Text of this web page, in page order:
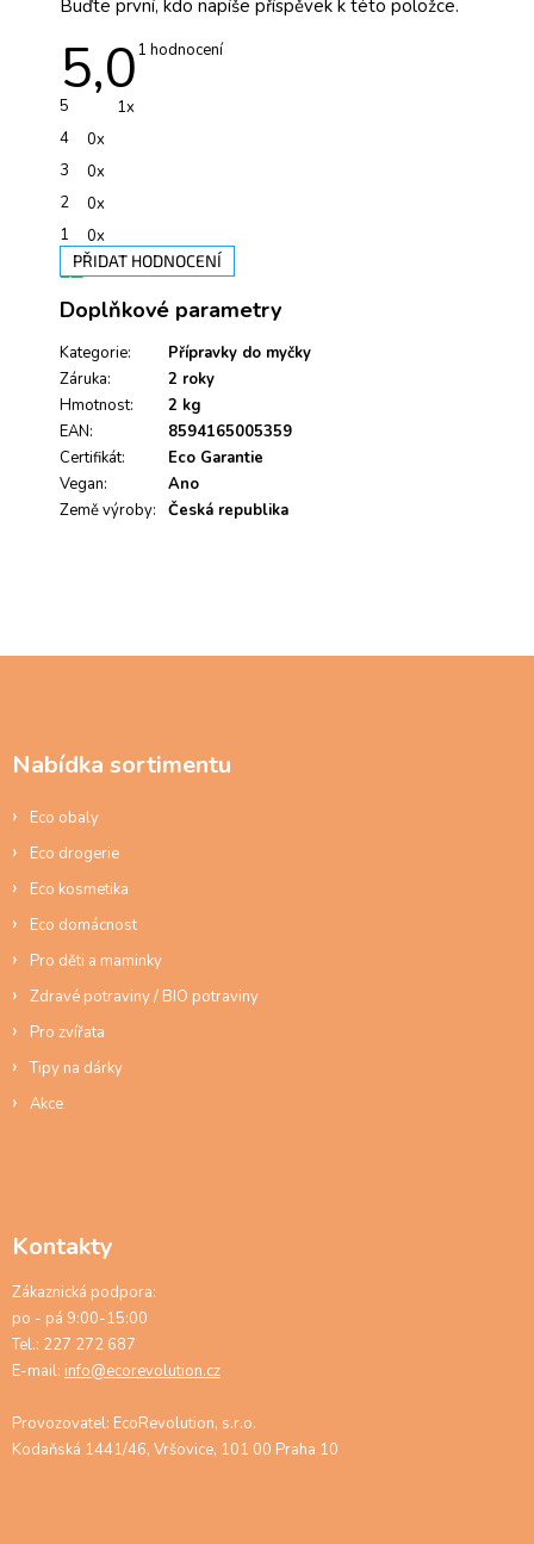
Buďte první, kdo napíše příspěvek k této položce.
5,0Průměrné
1 hodnocení
5
1x
4
0x
3
0x
2
0x
1
0x
PŘIDAT HODNOCENÍ
ý
i
s
h
d
n
o
c
Doplňkové parametry
Kategorie:
Přípravky do myčky
Záruka:
2 roky
Hmotnost:
2 kg
EAN:
8594165005359
Certifikát:
Eco Garantie
Vegan:
Ano
Země výroby: Česká republika
Nabídka sortimentu
Eco obaly
Eco drogerie
Eco kosmetika
Eco domácnost
Pro děti a maminky
Zdravé potraviny / BIO potraviny
Pro zvířata
Tipy na dárky
Akce
Kontakty
Zákaznická podpora:
po - pá 9:00-15:00
Tel.: 227 272 687
E-mail: info@ecorevolution.cz
Provozovatel: EcoRevolution, s.r.o.
Kodaňská 1441/46, Vršovice, 101 00 Praha 10